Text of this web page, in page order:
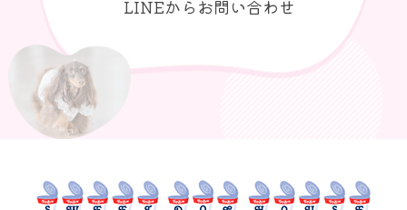
LINEからお問い合わせ